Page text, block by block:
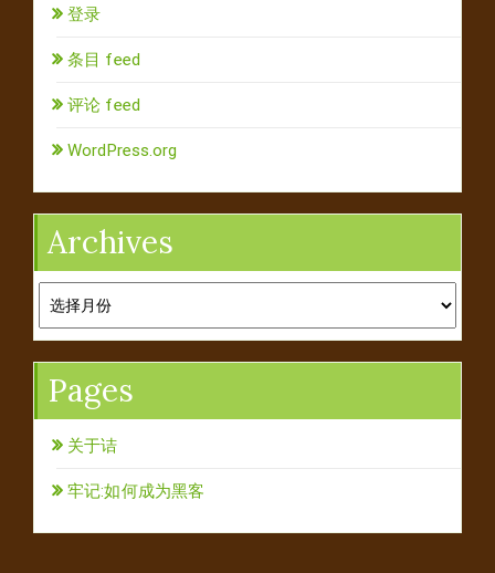
登录
条目 feed
评论 feed
WordPress.org
Archives
Pages
关于诘
牢记:如何成为黑客